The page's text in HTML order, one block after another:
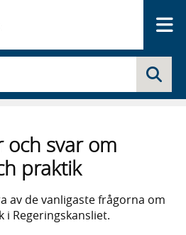
och svar om
praktik
av de vanligaste frågorna om
Regeringskansliet.